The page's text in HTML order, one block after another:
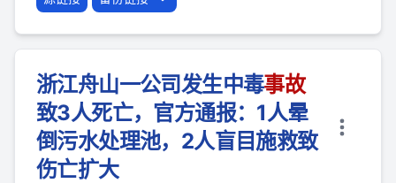
浙江舟山一公司发生中毒事故
致3人死亡，官方通报：1人晕
倒污水处理池，2人盲目施救致
伤亡扩大